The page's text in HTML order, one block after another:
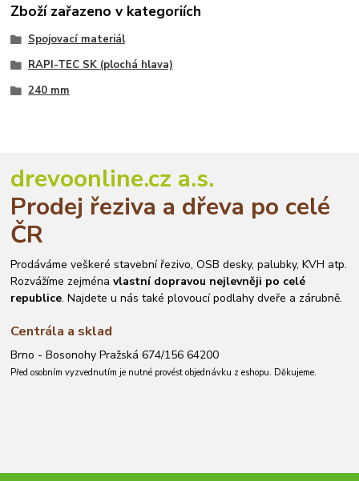
Zboží zařazeno v kategoriích
Spojovací materiál
RAPI-TEC SK (plochá hlava)
240 mm
drevoonline.cz a.s.
Prodej řeziva a dřeva po celé
ČR
Prodáváme veškeré stavební řezivo, OSB desky, palubky, KVH atp.
Rozvážíme zejménavlastní dopravou nejlevněji po celé
republice. Najdete u nás také plovoucí podlahy dveře a zárubně.
Centrála a sklad
Brno - Bosonohy Pražská 674/156 64200
Před osobním vyzvednutím je nutné provést objednávku z eshopu. Děkujeme.